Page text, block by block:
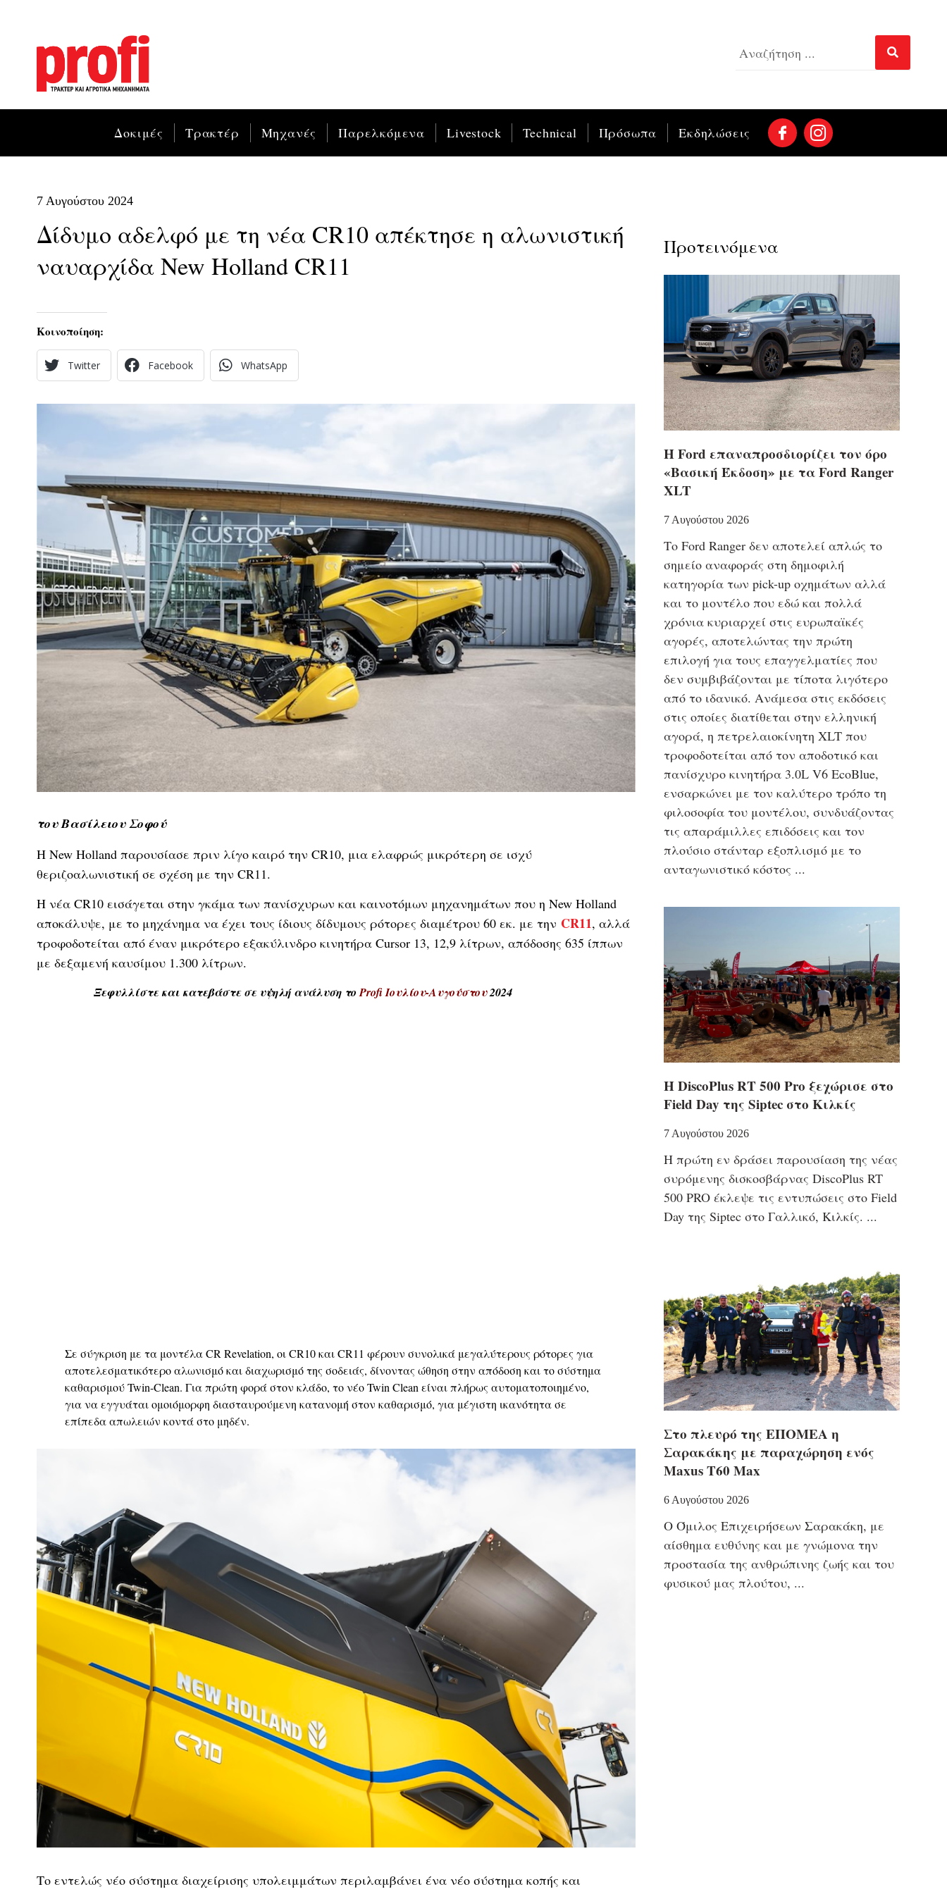
Δοκιμές Τρακτέρ Μηχανές Παρελκόμενα Livestock Technical Πρόσωπα Εκδηλώσεις
7 Αυγούστου 2024
Δίδυμο αδελφό με τη νέα CR10 απέκτησε η αλωνιστική
ναυαρχίδα New Holland CR11
Κοινοποίηση:
Twitter Facebook WhatsApp
του Βασίλειου Σοφού
Η New Holland παρουσίασε πριν λίγο καιρό την CR10, μια ελαφρώς μικρότερη σε ισχύ
θεριζοαλωνιστική σε σχέση με την CR11.
Η νέα CR10 εισάγεται στην γκάμα των πανίσχυρων και καινοτόμων μηχανημάτων που η New Holland
αποκάλυψε, με το μηχάνημα να έχει τους ίδιους δίδυμους ρότορες διαμέτρου 60 εκ. με την CR11, αλλά
τροφοδοτείται από έναν μικρότερο εξακύλινδρο κινητήρα Cursor 13, 12,9 λίτρων, απόδοσης 635 ίππων
με δεξαμενή καυσίμου 1.300 λίτρων.
Ξεφυλλίστε και κατεβάστε σε υψηλή ανάλυση τοProfi Ιουλίου-Αυγούστου2024
Σε σύγκριση με τα μοντέλα CR Revelation, οι CR10 και CR11 φέρουν συνολικά μεγαλύτερους ρότορες για
αποτελεσματικότερο αλωνισμό και διαχωρισμό της σοδειάς, δίνοντας ώθηση στην απόδοση και το σύστημα
καθαρισμού Twin-Clean. Για πρώτη φορά στον κλάδο, το νέο Twin Clean είναι πλήρως αυτοματοποιημένο,
για να εγγυάται ομοιόμορφη διασταυρούμενη κατανομή στον καθαρισμό, για μέγιστη ικανότητα σε
επίπεδα απωλειών κοντά στο μηδέν.
Το εντελώς νέο σύστημα διαχείρισης υπολειμμάτων περιλαμβάνει ένα νέο σύστημα κοπής και
Προτεινόμενα
Η Ford επαναπροσδιορίζει τον όρο
«Βασική Έκδοση» με τα Ford Ranger
XLT
7 Αυγούστου 2026
Το Ford Ranger δεν αποτελεί απλώς το
σημείο αναφοράς στη δημοφιλή
κατηγορία των pick-up οχημάτων αλλά
και το μοντέλο που εδώ και πολλά
χρόνια κυριαρχεί στις ευρωπαϊκές
αγορές, αποτελώντας την πρώτη
επιλογή για τους επαγγελματίες που
δεν συμβιβάζονται με τίποτα λιγότερο
από το ιδανικό. Ανάμεσα στις εκδόσεις
στις οποίες διατίθεται στην ελληνική
αγορά, η πετρελαιοκίνητη XLT που
τροφοδοτείται από τον αποδοτικό και
πανίσχυρο κινητήρα 3.0L V6 EcoBlue,
ενσαρκώνει με τον καλύτερο τρόπο τη
φιλοσοφία του μοντέλου, συνδυάζοντας
τις απαράμιλλες επιδόσεις και τον
πλούσιο στάνταρ εξοπλισμό με το
ανταγωνιστικό κόστος
Η DiscoPlus RT 500 Pro ξεχώρισε στο
Field Day της Siptec στο Κιλκίς
7 Αυγούστου 2026
Η πρώτη εν δράσει παρουσίαση της νέας
συρόμενης δισκοσβάρνας DiscoPlus RT
500 PRO έκλεψε τις εντυπώσεις στο Field
Day της Siptec στο Γαλλικό, Κιλκίς.
Στο πλευρό της ΕΠΟΜΕΑ η
Σαρακάκης με παραχώρηση ενός
Maxus T60 Max
6 Αυγούστου 2026
Ο Όμιλος Επιχειρήσεων Σαρακάκη, με
αίσθημα ευθύνης και με γνώμονα την
προστασία της ανθρώπινης ζωής και του
φυσικού μας πλούτου,